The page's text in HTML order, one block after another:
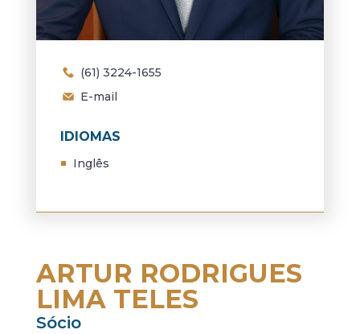
(61) 3224-1655
E-mail
IDIOMAS
Inglês
ARTUR RODRIGUES
LIMA TELES
Sócio